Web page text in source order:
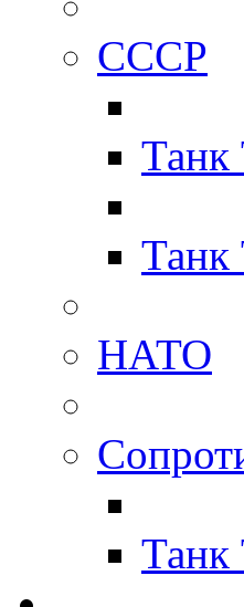
СССР
Танк
Танк
НАТО
Танк